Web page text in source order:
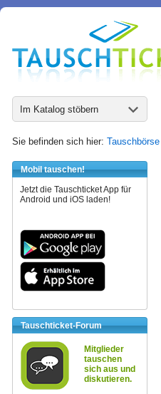
Im Katalog stöbern
Sie befinden sich hier: Tauschbörse
Mobil tauschen!
Jetzt die Tauschticket App für
Android und iOS laden!
Tauschticket-Forum
Mitglieder
tauschen
sich aus und
diskutieren.